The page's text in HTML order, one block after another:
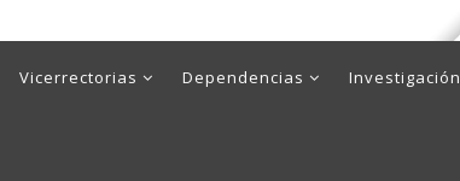
Vicerrectorias Dependencias Investigación